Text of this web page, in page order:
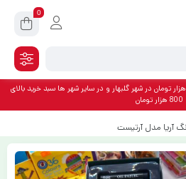
0
ارسال رایگان = برای سبد خرید بالای 500 هزار تومان در شهر گلبهار و در سایر شهر ها سبد خرید بالای
800 هزار تومان